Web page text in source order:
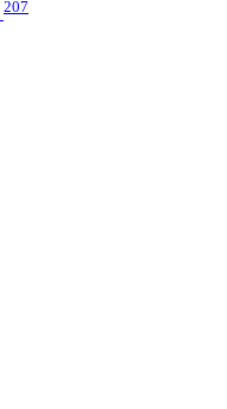
207